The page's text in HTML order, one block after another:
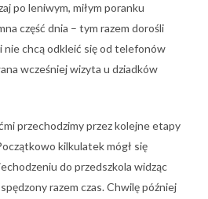
po leniwym, miłym poranku
część dnia – tym razem dorośli
nie chcą odkleić się od telefonów
wcześniej wizyta u dziadków
przechodzimy przez kolejne etapy
kilkulatek mógł się
do przedszkola widząc
razem czas. Chwilę później